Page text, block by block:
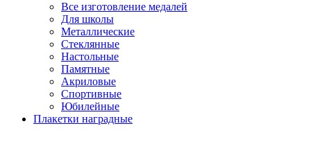
Все изготовление медалей
Для школы
Металлические
Стеклянные
Настольные
Памятные
Акриловые
Спортивные
Юбилейные
Плакетки наградные